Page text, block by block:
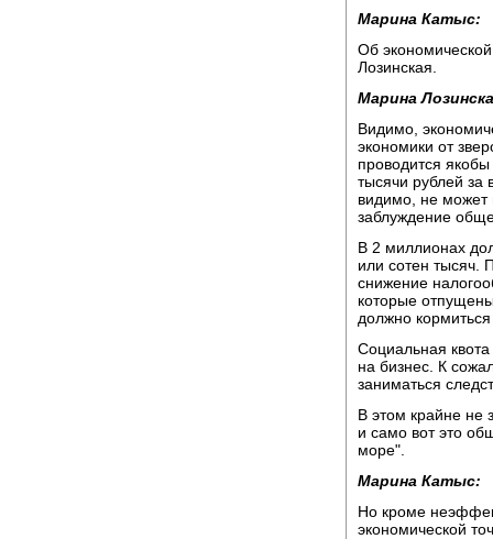
Марина Катыс:
Об
Лозинская.
Марина
Видимо,
экономики от
проводится
тысячи рублей за
видимо, не может
заблуждение
В 2 миллионах
или сотен тысяч.
снижение
которые
должно кормиться
Социальная
на бизнес. К
заниматься
В этом крайне не
и само вот это
море".
Марина Катыс:
Но кроме
экономической